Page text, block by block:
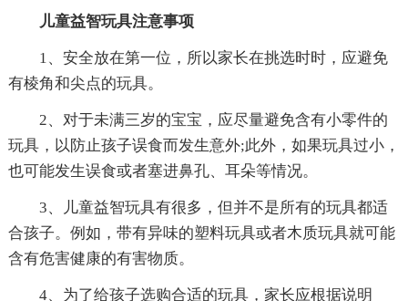
儿童益智玩具注意事项
1、安全放在第一位，所以家长在挑选时时，应避免
有棱角和尖点的玩具。
2、对于未满三岁的宝宝，应尽量避免含有小零件的
玩具，以防止孩子误食而发生意外;此外，如果玩具过小，
也可能发生误食或者塞进鼻孔、耳朵等情况。
3、儿童益智玩具有很多，但并不是所有的玩具都适
合孩子。例如，带有异味的塑料玩具或者木质玩具就可能
含有危害健康的有害物质。
4、为了给孩子选购合适的玩具，家长应根据说明